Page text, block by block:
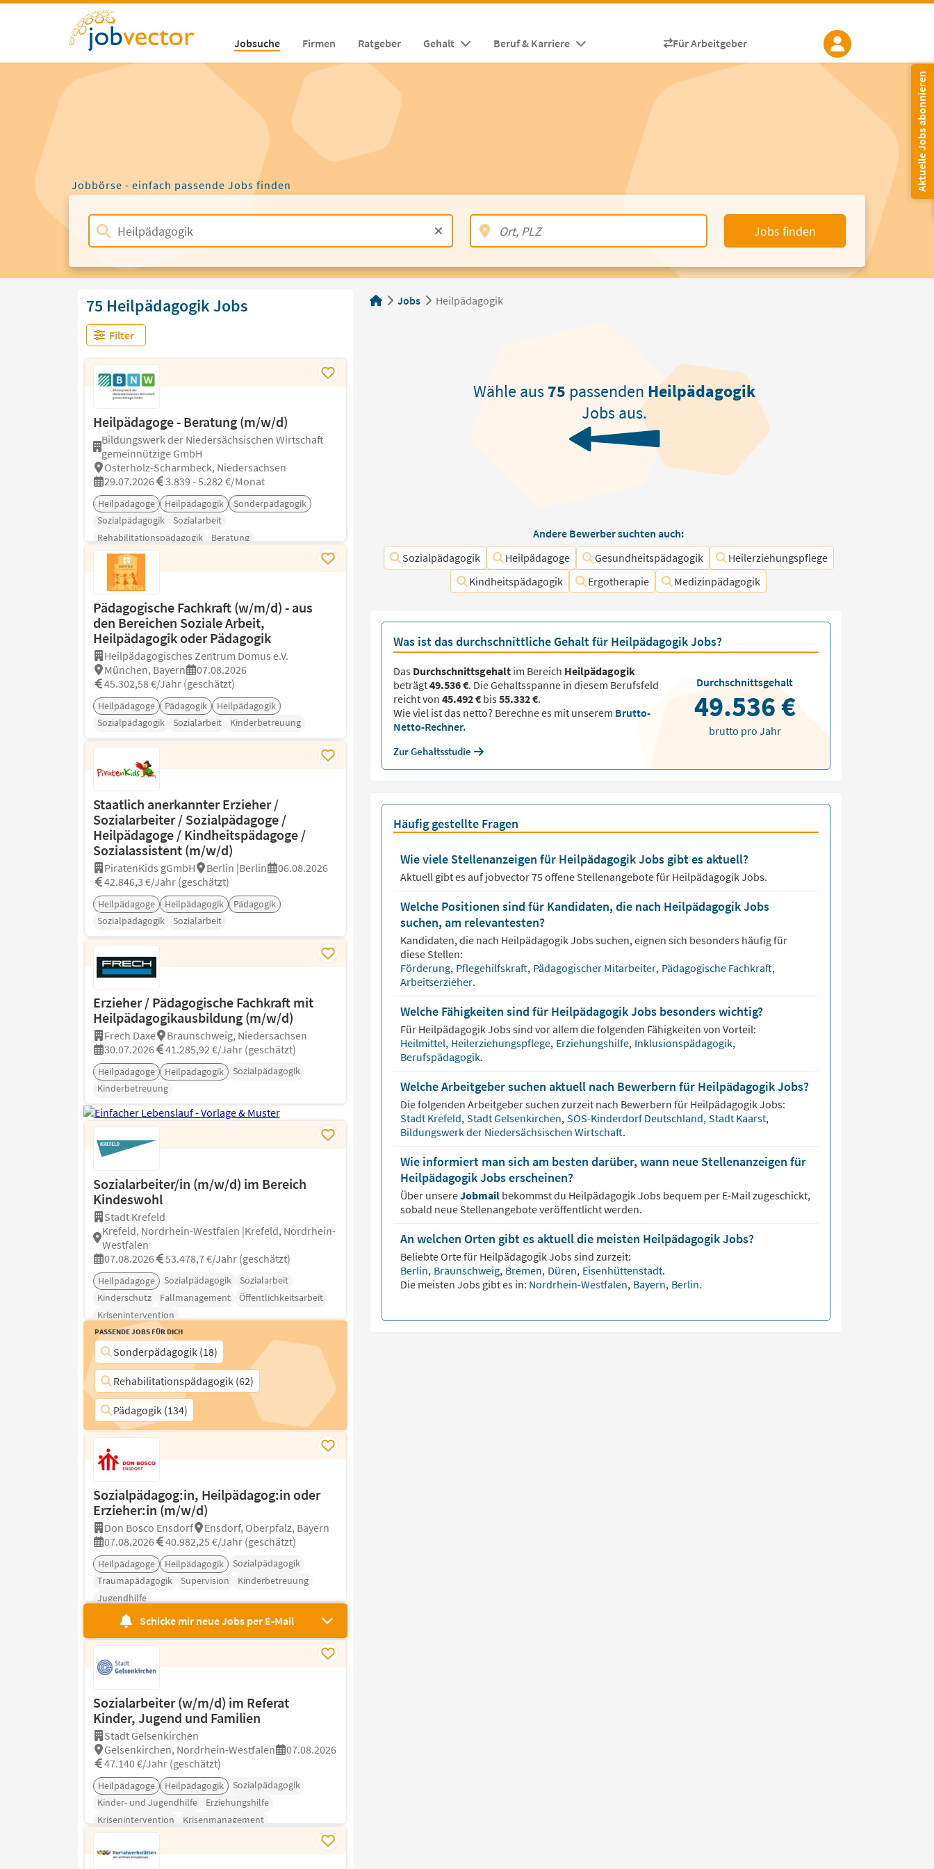
Jobsuche Firmen Ratgeber Gehalt Beruf & Karriere Für Arbeitgeber
Aktuelle Jobs abonnieren
Jobbörse - einfach passende Jobs finden
Jobs finden
75 Heilpädagogik Jobs
Filter
Heilpädagoge - Beratung (m/w/d)
Bildungswerk der Niedersächsischen Wirtschaft
gemeinnützige GmbH
Osterholz-Scharmbeck, Niedersachsen
29.07.2026
3.839 - 5.282 €/Monat
Heilpädagoge Heilpädagogik
Sonderpädagogik
Sozialpädagogik
Sozialarbeit
Rehabilitationspädagogik
Beratung
Pädagogische Fachkraft (w/m/d) - aus
den Bereichen Soziale Arbeit,
Heilpädagogik oder Pädagogik
Heilpädagogisches Zentrum Domus e.V.
München, Bayern
07.08.2026
45.302,58 €/Jahr (geschätzt)
Heilpädagoge Pädagogik
Heilpädagogik
Sozialpädagogik
Sozialarbeit Kinderbetreuung
Staatlich anerkannter Erzieher /
Sozialarbeiter / Sozialpädagoge /
Heilpädagoge / Kindheitspädagoge /
Sozialassistent (m/w/d)
PiratenKids gGmbH Berlin |Berlin
06.08.2026
42.846,3 €/Jahr (geschätzt)
Heilpädagoge Heilpädagogik
Pädagogik
Sozialpädagogik
Sozialarbeit
Erzieher / Pädagogische Fachkraft mit
Heilpädagogikausbildung (m/w/d)
Frech Daxe
Braunschweig, Niedersachsen
30.07.2026
41.285,92 €/Jahr (geschätzt)
Heilpädagoge Heilpädagogik
Sozialpädagogik
Kinderbetreuung
Sozialarbeiter/in (m/w/d) im Bereich
Kindeswohl
Stadt Krefeld
Krefeld, Nordrhein-Westfalen |Krefeld, Nordrhein-
Westfalen
07.08.2026
53.478,7 €/Jahr (geschätzt)
Heilpädagoge Sozialpädagogik
Sozialarbeit
Kinderschutz
Fallmanagement
Öffentlichkeitsarbeit
Krisenintervention
Passende Jobs für Dich
Sonderpädagogik (18)
Rehabilitationspädagogik (62)
Pädagogik (134)
Sozialpädagog:in, Heilpädagog:in oder
Erzieher:in (m/w/d)
Don Bosco Ensdorf
Ensdorf, Oberpfalz, Bayern
07.08.2026
40.982,25 €/Jahr (geschätzt)
Heilpädagoge Heilpädagogik
Sozialpädagogik
Traumapädagogik
Supervision
Kinderbetreuung
Jugendhilfe
Schicke mir neue Jobs per E-Mail
Sozialarbeiter (w/m/d) im Referat
Kinder, Jugend und Familien
Stadt Gelsenkirchen
Gelsenkirchen, Nordrhein-Westfalen
07.08.2026
47.140 €/Jahr (geschätzt)
Heilpädagoge Heilpädagogik
Sozialpädagogik
Kinder- und Jugendhilfe
Erziehungshilfe
Krisenintervention
Krisenmanagement
Jobs Heilpädagogik
Wähle aus75 passenden Heilpädagogik
Jobs aus.
Andere Bewerber suchten auch:
Sozialpädagogik
Heilpädagoge Gesundheitspädagogik
Heilerziehungspflege
Kindheitspädagogik
Ergotherapie Medizinpädagogik
Was ist das durchschnittliche Gehalt für Heilpädagogik Jobs?
Das Durchschnittsgehaltim Bereich Heilpädagogik
beträgt49.536 €. Die Gehaltsspanne in diesem Berufsfeld
reicht von 45.492 €bis55.332 €.
Wie viel ist das netto? Berechne es mit unserem Brutto-
Netto-Rechner.
Zur Gehaltsstudie
Durchschnittsgehalt
49.536 €
brutto pro Jahr
Häufig gestellte Fragen
Wie viele Stellenanzeigen für Heilpädagogik Jobs gibt es aktuell?
Aktuell gibt es auf jobvector75 offene Stellenangebote für Heilpädagogik Jobs.
Welche Positionen sind für Kandidaten, die nach Heilpädagogik Jobs
suchen, am relevantesten?
Kandidaten, die nach HeilpädagogikJobs suchen, eignen sich besonders häufig für
diese Stellen:
Förderung, Pflegehilfskraft, Pädagogischer Mitarbeiter, Pädagogische Fachkraft,
Arbeitserzieher.
Welche Fähigkeiten sind für Heilpädagogik Jobs besonders wichtig?
Für HeilpädagogikJobs sind vor allem die folgenden Fähigkeiten von Vorteil:
Heilmittel, Heilerziehungspflege, Erziehungshilfe, Inklusionspädagogik,
Berufspädagogik.
Welche Arbeitgeber suchen aktuell nach Bewerbern für Heilpädagogik Jobs?
Die folgenden Arbeitgeber suchen zurzeit nach Bewerbern für HeilpädagogikJobs:
Stadt Krefeld, Stadt Gelsenkirchen, SOS-Kinderdorf Deutschland, Stadt Kaarst,
Bildungswerk der Niedersächsischen Wirtschaft.
Wie informiert man sich am besten darüber, wann neue Stellenanzeigen für
Heilpädagogik Jobs erscheinen?
Über unsereJobmail bekommst du HeilpädagogikJobs bequem per E-Mail zugeschickt,
sobald neue Stellenangebote veröffentlicht werden.
An welchen Orten gibt es aktuell die meisten Heilpädagogik Jobs?
Beliebte Orte für HeilpädagogikJobs sind zurzeit:
Berlin, Braunschweig, Bremen, Düren, Eisenhüttenstadt.
Die meisten Jobs gibt es in: Nordrhein-Westfalen, Bayern, Berlin.